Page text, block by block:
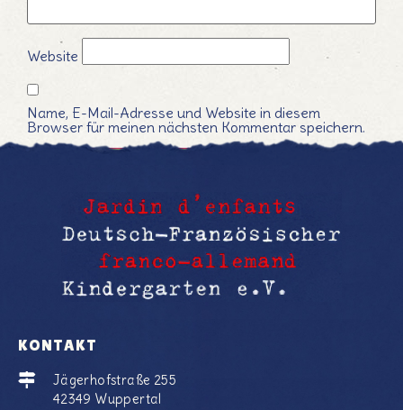
Website
Name, E-Mail-Adresse und Website in diesem
Browser für meinen nächsten Kommentar speichern.
KONTAKT
Jägerhofstraße 255
42349 Wuppertal